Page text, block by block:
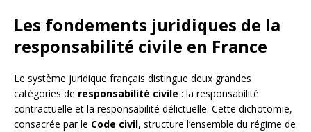
Les fondements juridiques de la
responsabilité civile en France
Le système juridique français distingue deux grandes
catégories de responsabilité civile : la responsabilité
contractuelle et la responsabilité délictuelle. Cette dichotomie,
consacrée par le Code civil, structure l’ensemble du régime de